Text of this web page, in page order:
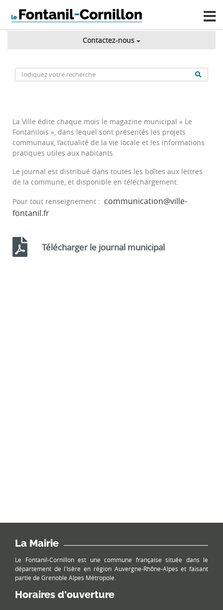
Contactez-nous
La Ville édite chaque mois le magazine municipal « Le
Fontanilois », dans lequel sont présentés les projets
communaux, l’actualité de la vie locale et les informations
pratiques utiles aux habitants.
Le journal est distribué dans toutes les boîtes aux lettres
de la commune, et disponible en téléchargement.
Pour tout renseignement : communication@ville-
fontanil.fr
Télécharger le journal municipal
La Mairie
Le Fontanil-Cornillon est une commune française située dans le
département de l'Isère en région Auvergne-Rhône-Alpes et faisant
partie de Grenoble Alpes Métropole.
Horaires d’ouverture